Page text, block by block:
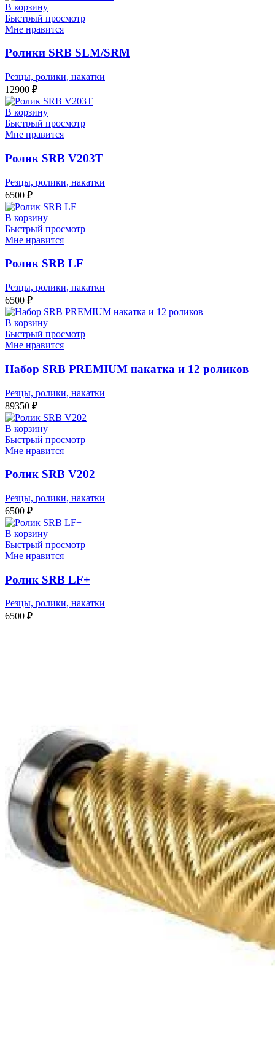
В корзину
Быстрый просмотр
Мне нравится
Ролики SRB SLM/SRM
Резцы, ролики, накатки
12900 ₽
В корзину
Быстрый просмотр
Мне нравится
Ролик SRB V203T
Резцы, ролики, накатки
6500 ₽
В корзину
Быстрый просмотр
Мне нравится
Ролик SRB LF
Резцы, ролики, накатки
6500 ₽
В корзину
Быстрый просмотр
Мне нравится
Набор SRB PREMIUM накатка и 12 роликов
Резцы, ролики, накатки
89350 ₽
В корзину
Быстрый просмотр
Мне нравится
Ролик SRB V202
Резцы, ролики, накатки
6500 ₽
В корзину
Быстрый просмотр
Мне нравится
Ролик SRB LF+
Резцы, ролики, накатки
6500 ₽